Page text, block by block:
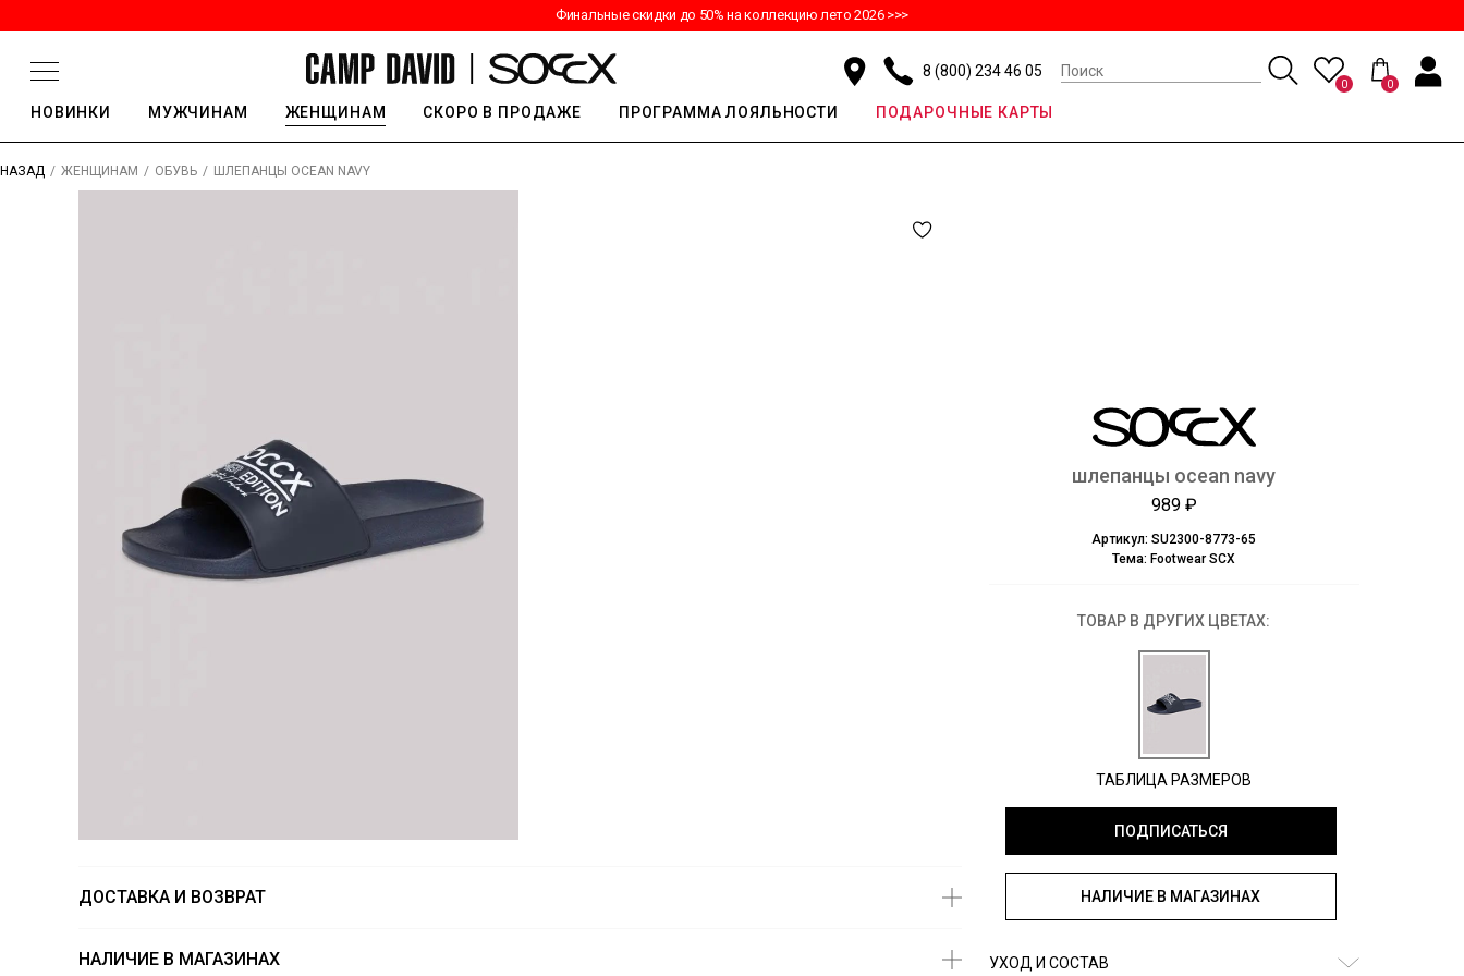
Финальные скидки до 50% на коллекцию лето 2026 >>>
8 (800) 234 46 05
0 0
НОВИНКИ МУЖЧИНАМ ЖЕНЩИНАМ СКОРО В ПРОДАЖЕ ПРОГРАММА ЛОЯЛЬНОСТИ ПОДАРОЧНЫЕ КАРТЫ
НАЗАД / ЖЕНЩИНАМ / ОБУВЬ / ШЛЕПАНЦЫ OCEAN NAVY
ДОСТАВКА И ВОЗВРАТ
НАЛИЧИЕ В МАГАЗИНАХ
шлепанцы ocean navy
989 ₽
Артикул: SU2300-8773-65
Тема: Footwear SCX
ТОВАР В ДРУГИХ ЦВЕТАХ:
ТАБЛИЦА РАЗМЕРОВ
ПОДПИСАТЬСЯ
НАЛИЧИЕ В МАГАЗИНАХ
УХОД И СОСТАВ